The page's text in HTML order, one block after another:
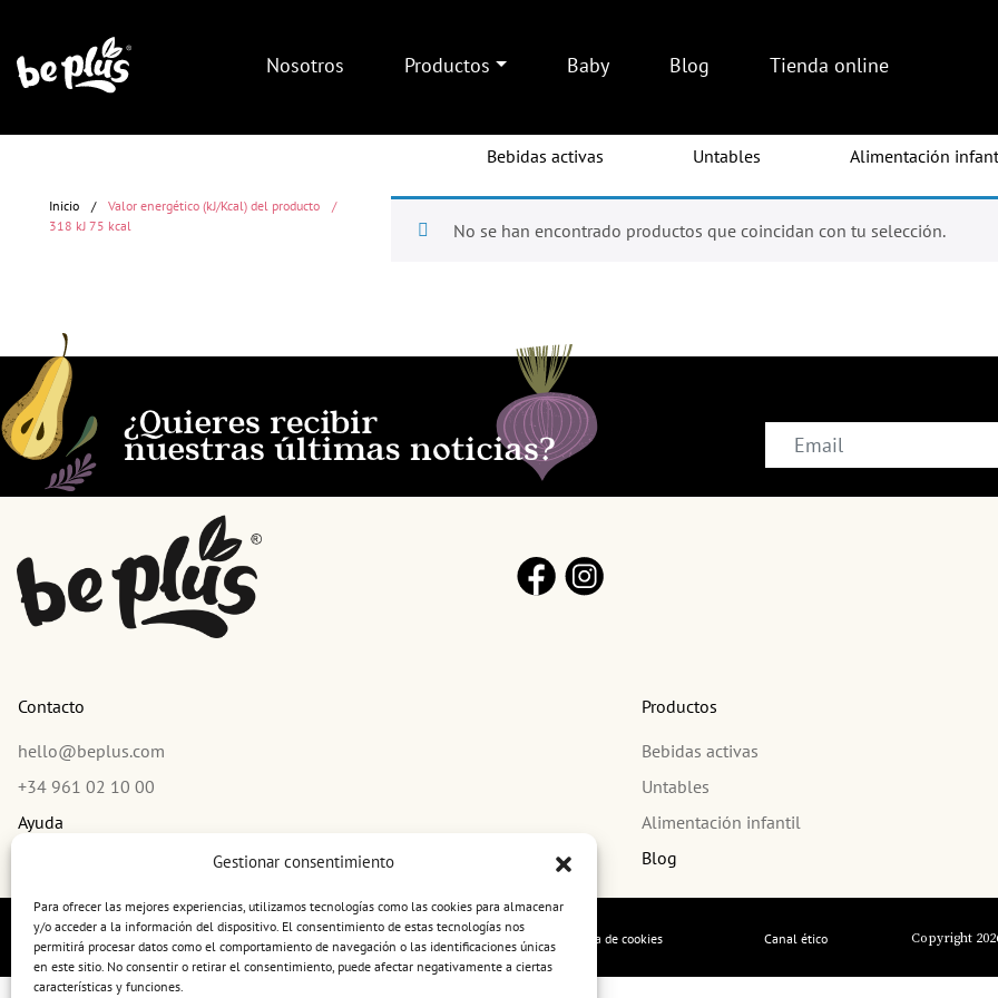
Gestionar consentimiento
Para ofrecer las mejores experiencias, utilizamos tecnologías como las cookies para almacenar
y/o acceder a la información del dispositivo. El consentimiento de estas tecnologías nos
permitirá procesar datos como el comportamiento de navegación o las identificaciones únicas
en este sitio. No consentir o retirar el consentimiento, puede afectar negativamente a ciertas
características y funciones.
Nosotros Productos Baby Blog Tienda online
Bebidas activas Untables Alimentación
Inicio / Valor energético (kJ/Kcal) del producto
/
318 kJ 75 kcal
No se han encontrado productos que coincidan con tu selección.
Contacto
hello@beplus.com
+34 961 02 10 00
Ayuda
Productos
Bebidas activas
Untables
Alimentación infantil
Blog
Términos y condiciones de uso Política de privacidad Política de cookies Canal ético Copyright